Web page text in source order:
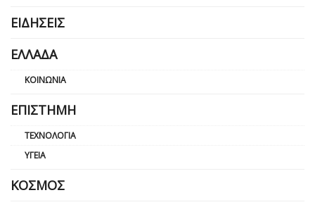
ΕΙΔΉΣΕΙΣ
ΕΛΛΆΔΑ
ΚΟΙΝΩΝΊΑ
ΕΠΙΣΤΉΜΗ
ΤΕΧΝΟΛΟΓΊΑ
ΥΓΕΊΑ
ΚΌΣΜΟΣ